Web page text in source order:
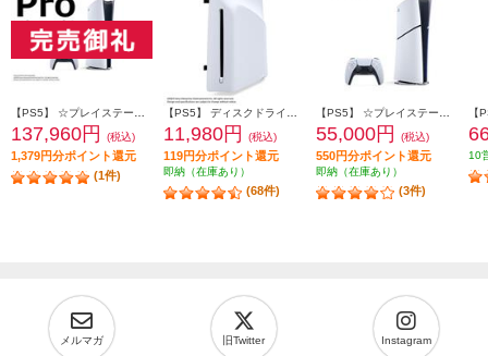
【PS5】 ☆プレイステーション5 Pro本体（N）
137,960円 (税込)
1,379円分ポイント還元
(1件)
【PS5】 ディスクドライブ(Slimモデル用)
11,980円 (税込)
119円分ポイント還元
即納（在庫あり）
(68件)
【PS5】 ☆プレイステーション5本体 デジタル・エディション 日本語専用 Console Language: Japanese only
55,000円 (税込)
550円分ポイント還元
即納（在庫あり）
(3件)
10
メルマガ 旧Twitter Instagram